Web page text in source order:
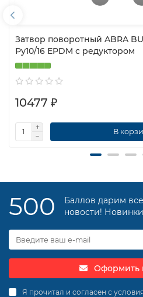
Затвор поворотный ABRA
Ру10/16 EPDM с редуктором
10477 ₽
В
500
Баллов дарим
новости!
Оформить
Я прочитал и согласен с